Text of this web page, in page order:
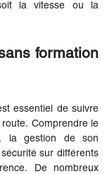
la vitesse ou la
formation
essentiel de suivre
Comprendre le
la gestion de son
sur différents
De nombreux